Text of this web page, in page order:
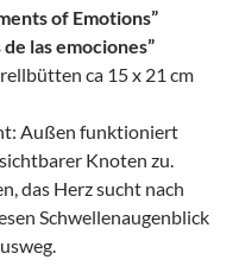
of Emotions”
las emociones”
ca 15 x 21 cm
Außen funktioniert
Knoten zu.
das Herz sucht nach
Schwellenaugenblick